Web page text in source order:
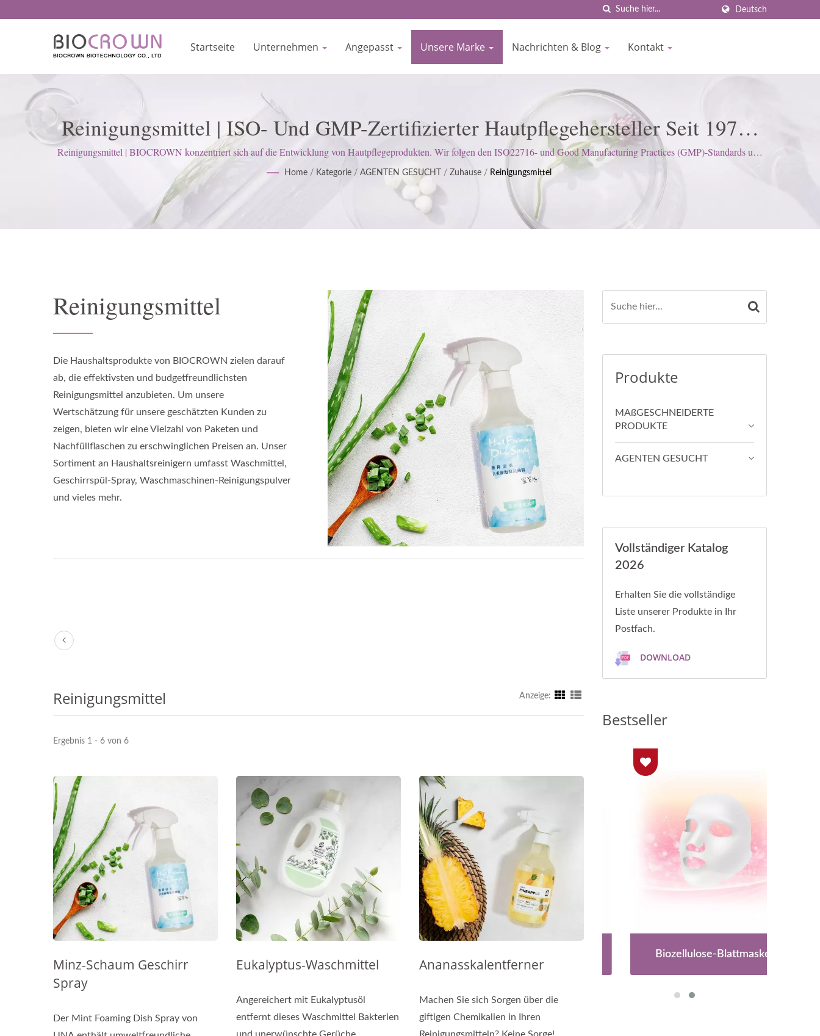
Deutsch
Startseite Unternehmen Angepasst Unsere Marke Nachrichten & Blog Kontakt
Reinigungsmittel | ISO- Und GMP-Zertifizierter Hautpflegehersteller Seit 1977 |
BIOCROWN
Reinigungsmittel | BIOCROWN konzentriert sich auf die Entwicklung von Hautpflegeprodukten. Wir folgen den ISO22716- und Good Manufacturing Practices (GMP)-Standards und
halten eine strenge Haltung ein, um die Erwartungen der Kunden zu erfüllen.
Home / Kategorie / AGENTEN GESUCHT / Zuhause / Reinigungsmittel
Reinigungsmittel
Die Haushaltsprodukte von BIOCROWN zielen darauf
ab, die effektivsten und budgetfreundlichsten
Reinigungsmittel anzubieten. Um unsere
Wertschätzung für unsere geschätzten Kunden zu
zeigen, bieten wir eine Vielzahl von Paketen und
Nachfüllflaschen zu erschwinglichen Preisen an. Unser
Sortiment an Haushaltsreinigern umfasst Waschmittel,
Geschirrspül-Spray, Waschmaschinen-Reinigungspulver
und vieles mehr.
Reinigungsmittel Anzeige:
Ergebnis 1 - 6 von 6
Minz-Schaum Geschirr
Spray
Der Mint Foaming Dish Spray von
Eukalyptus-Waschmittel
Angereichert mit Eukalyptusöl
entfernt dieses Waschmittel Bakterien
Ananasskalentferner
Machen Sie sich Sorgen über die
giftigen Chemikalien in Ihren
Produkte
MAßGESCHNEIDERTE
PRODUKTE
AGENTEN GESUCHT
Vollständiger Katalog
2026
Erhalten Sie die vollständige
Liste unserer Produkte in Ihr
Postfach.
DOWNLOAD
Bestseller
Biozellulose-Blattmaske